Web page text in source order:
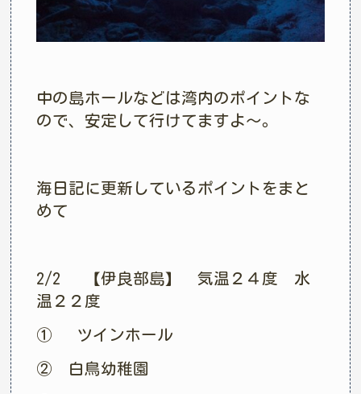
中の島ホールなどは湾内のポイントな
ので、安定して行けてますよ〜。
海日記に更新しているポイントをまと
めて
2/2 【伊良部島】 気温２４度 水
温２２度
① ツインホール
② 白鳥幼稚園